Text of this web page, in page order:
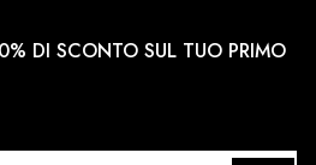
DI SCONTO SUL TUO PRIMO